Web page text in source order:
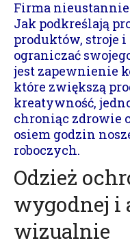
Firma nieustannie
Jak podkreślają
produktów, stroje
ograniczać
jest zapewnienie
które zwiększą
kreatywność,
chroniąc zdrowie
osiem godzin
roboczych.
Odzież
wygodnej i
wizualnie